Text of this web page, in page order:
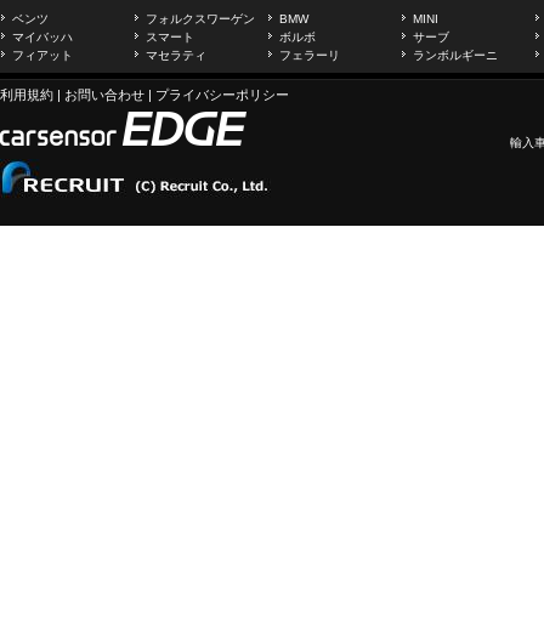
ベンツ フォルクスワーゲン BMW
MINI
マイバッハ
スマート ボルボ
サーブ
フィアット
マセラティ フェラーリ ランボルギーニ
利用規約 | お問い合わせ | プライバシーポリシー
輸入